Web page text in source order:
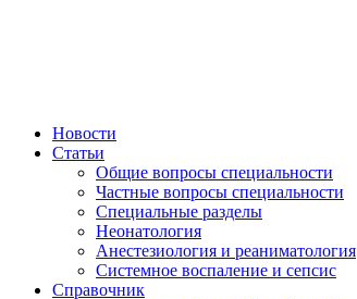
Новости
Статьи
Общие вопросы специальности
Частные вопросы специальности
Специальные разделы
Неонатология
Анестезиология и реаниматология
Системное воспаление и сепсис
Справочник